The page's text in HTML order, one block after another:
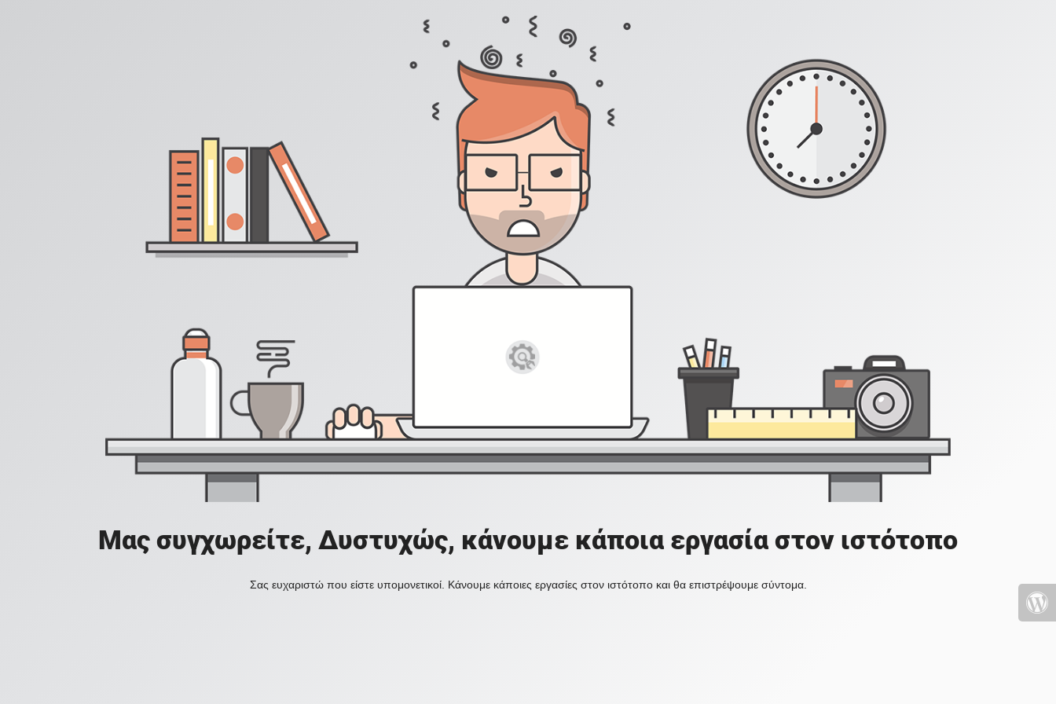
Μας συγχωρείτε, Δυστυχώς, κάνουμε κάποια εργασία στον ιστότοπο
Σας ευχαριστώ που είστε υπομονετικοί. Κάνουμε κάποιες εργασίες στον ιστότοπο και θα επιστρέψουμε σύντομα.